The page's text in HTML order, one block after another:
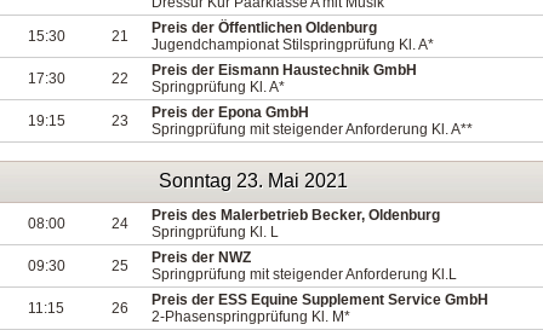
15:30
21
Preis der Öffentlichen Oldenburg
Jugendchampionat Stilspringprüfung Kl. A*
17:30
22
Preis der Eismann Haustechnik GmbH
Springprüfung Kl. A*
19:15
23
Preis der Epona GmbH
Springprüfung mit steigender Anforderung Kl. A**
Sonntag 23. Mai 2021
08:00 24
Preis des Malerbetrieb Becker, Oldenburg
Springprüfung Kl. L
09:30
25
Preis der NWZ
Springprüfung mit steigender Anforderung Kl.L
11:15
26
Preis der ESS Equine Supplement Service GmbH
2-Phasenspringprüfung Kl. M*